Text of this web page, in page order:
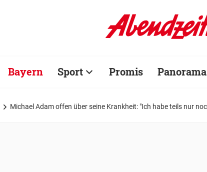
Bayern Sport Promis Panorama
Michael Adam offen über seine Krankheit: "Ich habe teils nur